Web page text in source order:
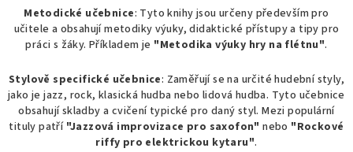
Metodické učebnice: Tyto knihy jsou určeny především pro
učitele a obsahují metodiky výuky, didaktické přístupy a tipy pro
práci s žáky. Příkladem je "Metodika výuky hry na flétnu".
Stylově specifické učebnice: Zaměřují se na určité hudební styly,
jako je jazz, rock, klasická hudba nebo lidová hudba. Tyto učebnice
obsahují skladby a cvičení typické pro daný styl. Mezi populární
tituly patří "Jazzová improvizace pro saxofon" nebo "Rockové
riffy pro elektrickou kytaru".